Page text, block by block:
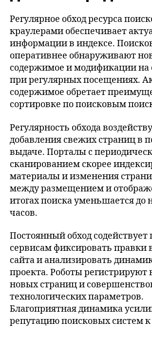
Регулярное обход ресурса
краулерами обеспечивает
информации в индексе.
оперативнее обнаруживают
содержимое и модификации на
при регулярных посещениях.
содержимое обретает
сортировке по поисковым
Регулярность обхода
добавления свежих страниц в
выдаче. Порталы с
сканированием скорее
материалы и изменения
между размещением и
итогах поиска уменьшается до
часов.
Постоянный обход
сервисам фиксировать правки
сайта и анализировать
проекта. Роботы
новых страниц и
технологических параметров.
Благоприятная динамика
репутацию поисковых систем к